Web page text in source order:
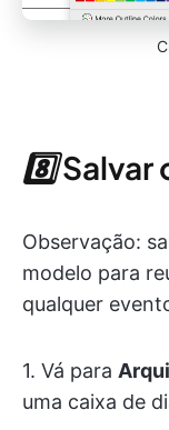
8️⃣Salvar
Observação:
modelo para
qualquer
1. Vá para
uma caixa de